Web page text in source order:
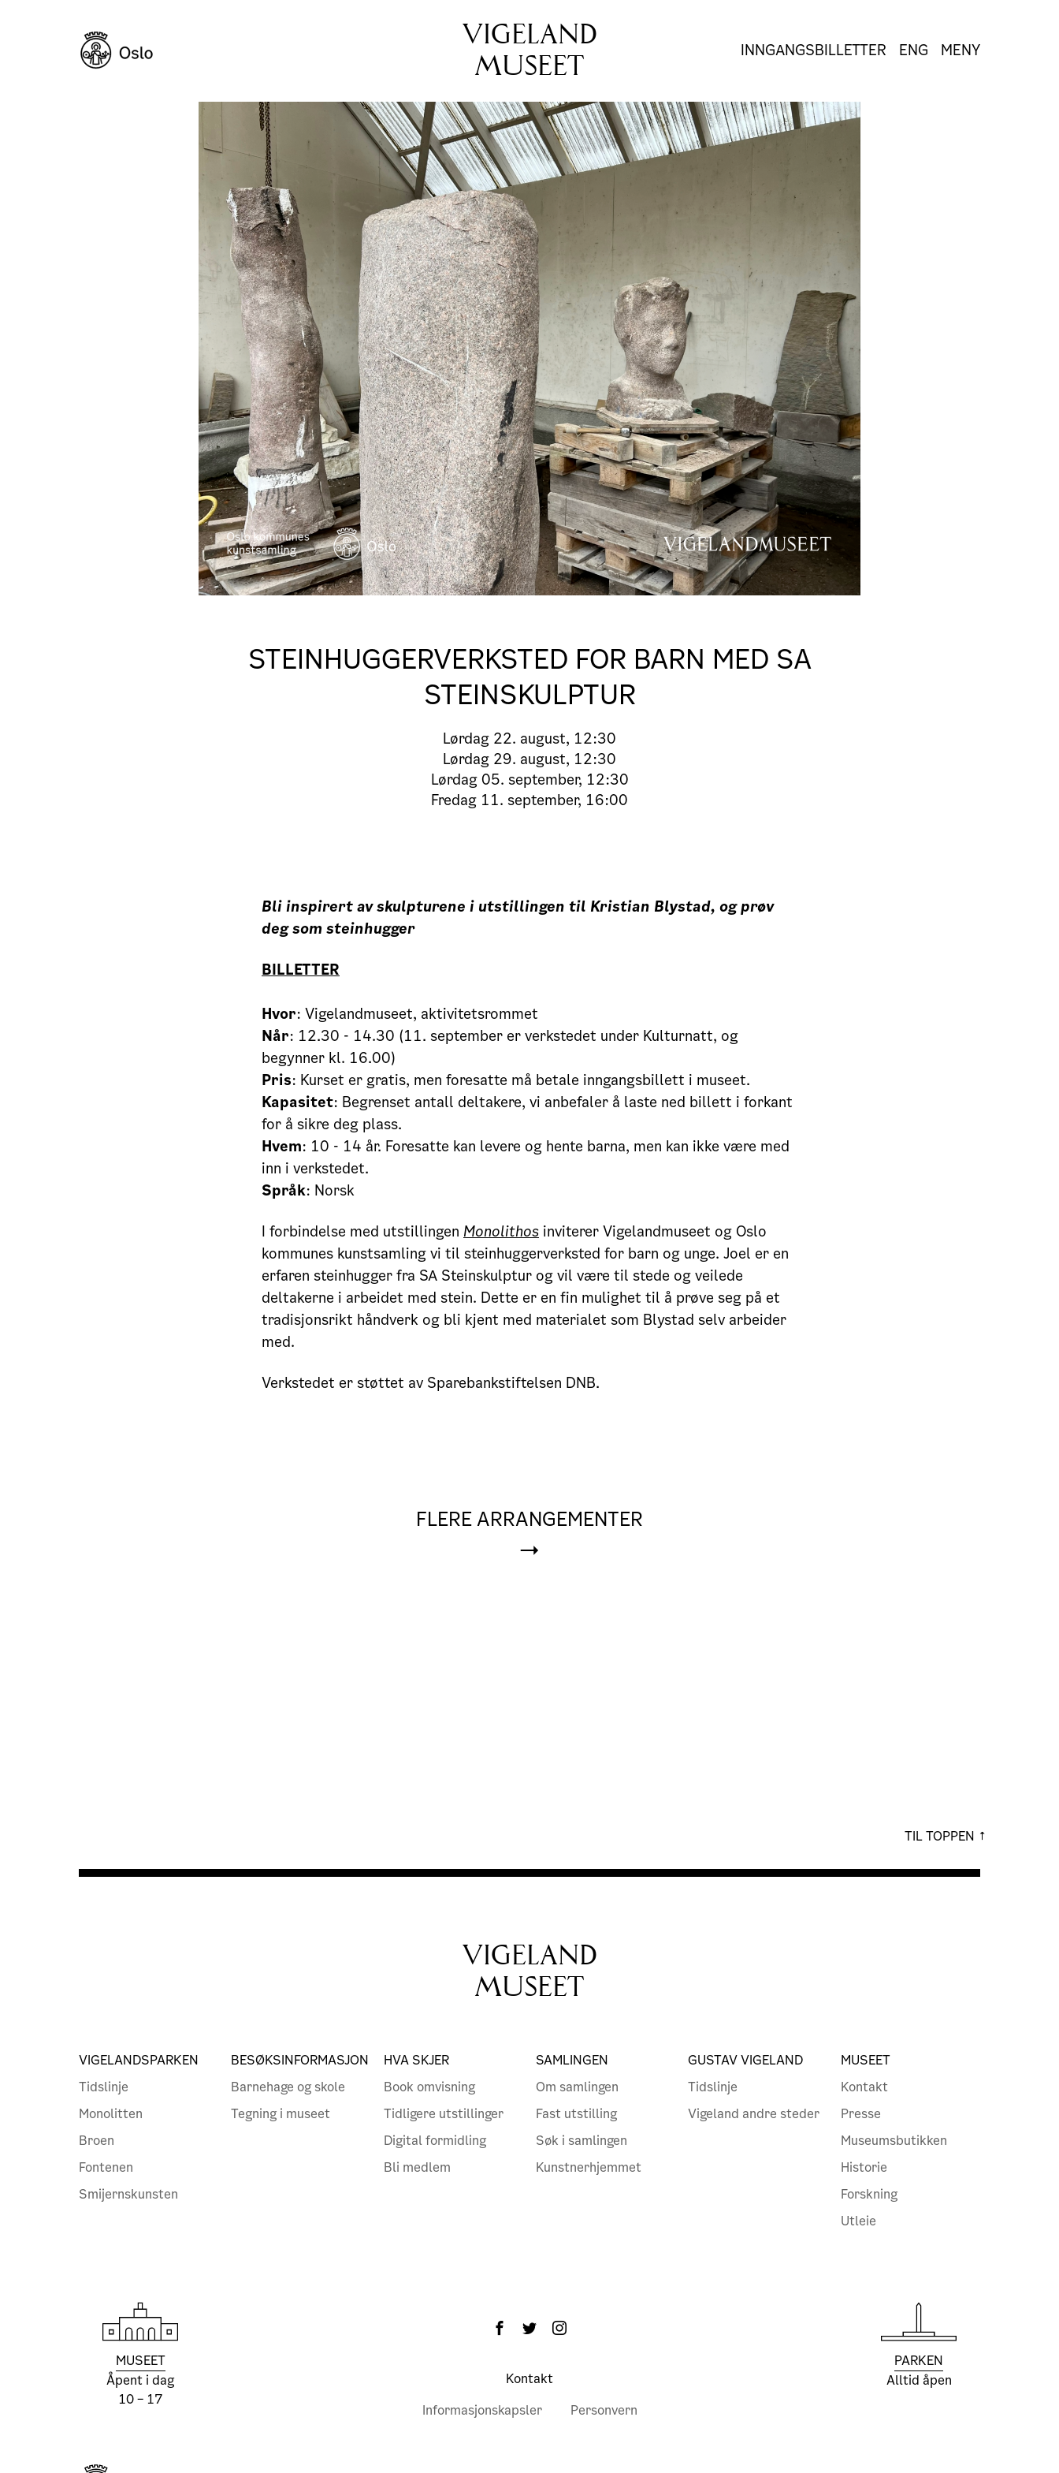
VIGELAND
MUSEET
INNGANGSBILLETTER ENG MENY
STEINHUGGERVERKSTED FOR BARN MED SA
STEINSKULPTUR
Lørdag 22. august, 12:30
Lørdag 29. august, 12:30
Lørdag05. september, 12:30
Fredag 11. september, 16:00
Bli inspirert av skulpturene i utstillingen til Kristian Blystad, og prøv
deg som steinhugger
BILLETTER
Hvor: Vigelandmuseet, aktivitetsrommet
Når: 12.30 - 14.30 (11. september er verkstedet under Kulturnatt, og
begynner kl. 16.00)
Pris: Kurset er gratis, men foresatte må betale inngangsbillett i museet.
Kapasitet: Begrenset antall deltakere, vi anbefaler å laste ned billett i forkant
for å sikre deg plass.
Hvem: 10 - 14 år. Foresatte kan levere og hente barna, men kan ikke være med
inn i verkstedet.
Språk: Norsk
I forbindelse med utstillingen Monolithos inviterer Vigelandmuseet og Oslo
kommunes kunstsamling vi til steinhuggerverksted for barn og unge. Joel er en
erfaren steinhugger fra SA Steinskulptur og vil være til stede og veilede
deltakerne i arbeidet med stein. Dette er en fin mulighet til å prøve seg på et
tradisjonsrikt håndverk og bli kjent med materialet som Blystad selv arbeider
med.
Verkstedet er støttet av Sparebankstiftelsen DNB.
FLERE ARRANGEMENTER
TIL TOPPEN
VIGELAND
MUSEET
VIGELANDSPARKEN
Tidslinje
Monolitten
Broen
Fontenen
Smijernskunsten
BESØKSINFORMASJON
Barnehage og skole
Tegning i museet
HVA SKJER
Book omvisning
Tidligere utstillinger
Digital formidling
Bli medlem
SAMLINGEN
Om samlingen
Fast utstilling
Søk i samlingen
Kunstnerhjemmet
GUSTAV VIGELAND
Tidslinje
Vigeland andre steder
MUSEET
Kontakt
Presse
Museumsbutikken
Historie
Forskning
Utleie
MUSEET
Åpent i dag
10 – 17
PARKEN
Alltid åpen
Kontakt
Informasjonskapsler
Personvern